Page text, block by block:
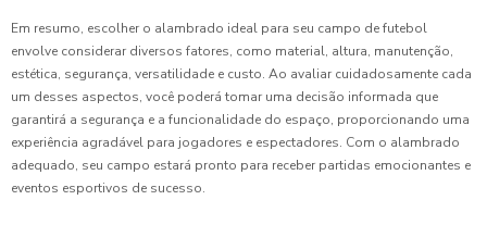
Em resumo, escolher o alambrado ideal para seu campo de futebol
envolve considerar diversos fatores, como material, altura, manutenção,
estética, segurança, versatilidade e custo. Ao avaliar cuidadosamente cada
um desses aspectos, você poderá tomar uma decisão informada que
garantirá a segurança e a funcionalidade do espaço, proporcionando uma
experiência agradável para jogadores e espectadores. Com o alambrado
adequado, seu campo estará pronto para receber partidas emocionantes e
eventos esportivos de sucesso.